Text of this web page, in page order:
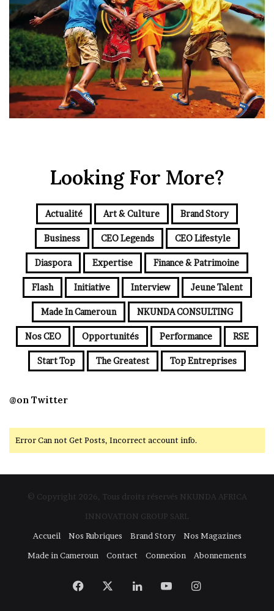
Looking For More?
Actualité Art & Culture Brand Story
Business CEO Legends CEO Lifestyle
Diaspora Expertise Finance & Patrimoine
Flash Initiative Interview Jeune Talent
Made In Cameroun NKUNDA CONSULTING
Nos CEO Opportunités Performance RSE
Start Top The Greatest Top Entreprises
@on Twitter
Error Can not Get Posts, Incorrect account info.
© Copyright 2026, Tous droits réservés NKUNDA AFRICA
INNOVATION GROUP SARL
Accueil
Nos Rubriques Brand Story
Nos Magazines
Made in Cameroun
Contact Connexion Abonnements
Facebook LinkedinYouTubeInstagram